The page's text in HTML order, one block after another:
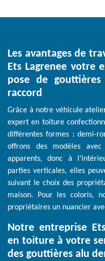
Les avantages de
Ets Lagrenee votre
pose de
raccord
Grâce à notre véhicule
expert en toiture
différentes formes : demi-
offrons des modèles
apparents, donc à
parties verticales, elles
suivant le choix des
maison. Pour les coloris,
propriétaires un nuancier
Notre entreprise
en toiture à votre
des gouttières alu